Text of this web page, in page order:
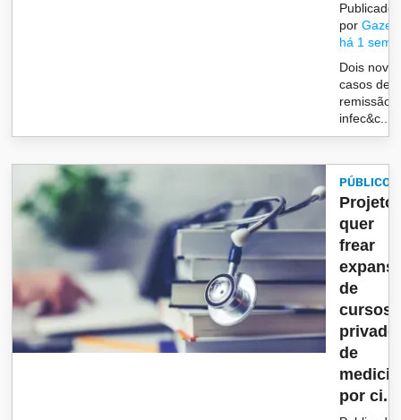
Publicado
por
há 1
Dois
casos de
remissão
infec&c...
PÚBLICO
Projeto
quer
frear
de
cursos
de
por ci...